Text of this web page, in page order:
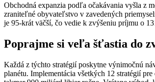
Obchodná expanzia podľa očakávania vyšla z
zraniteľné obyvateľstvo v zavedených
je 95-krát väčší, čo vedie k zvýšeniu príjmu o
Poprajme si veľa šťastia do
Každá z týchto stratégií poskytne výnimočnú
planétu. Implementácia všetkých 12 stratégií